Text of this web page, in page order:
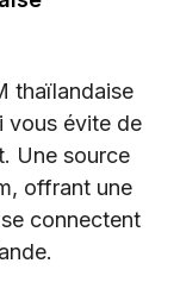
thaïlandaise
vous évite de
Une source
offrant une
connectent